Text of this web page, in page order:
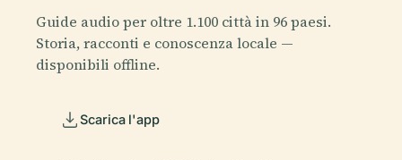
Guide audio per oltre 1.100 città in 96 paesi.
Storia, racconti e conoscenza locale —
disponibili offline.
Scarica l'app